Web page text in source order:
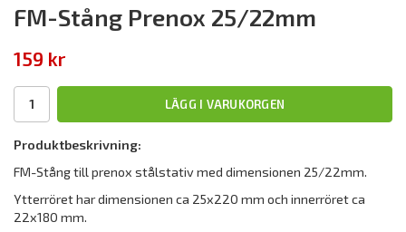
FM-Stång Prenox 25/22mm
159 kr
LÄGG I VARUKORGEN
Produktbeskrivning:
FM-Stång till prenox stålstativ med dimensionen 25/22mm.
Ytterröret har dimensionen ca 25x220 mm och innerröret ca
22x180 mm.